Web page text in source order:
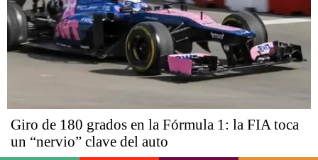
Giro de 180 grados en la Fórmula 1: la FIA toca
un “nervio” clave del auto